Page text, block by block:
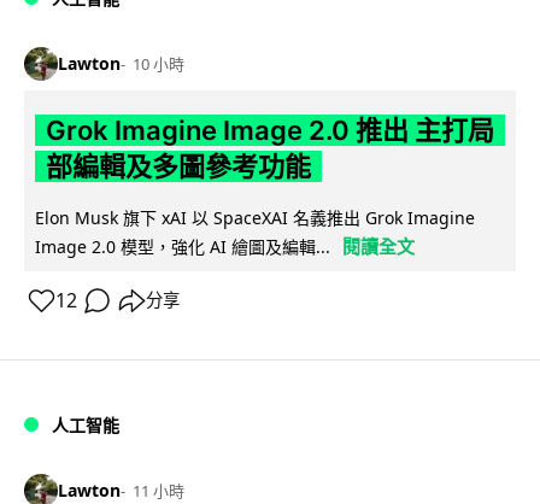
Lawton 10 小時
Grok Imagine Image 2.0 推出 主打局
部編輯及多圖參考功能
Elon Musk 旗下 xAI 以 SpaceXAI 名義推出 Grok Imagine
Image 2.0 模型，強化 AI 繪圖及編輯...
閱讀全文
12 分享
人工智能
Lawton 11 小時